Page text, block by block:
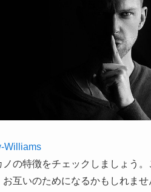
Williams
の特徴をチェックしましょう
互いのためになるかもしれま